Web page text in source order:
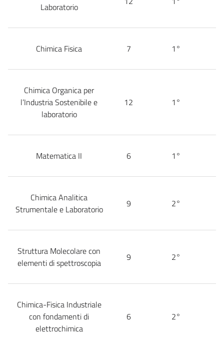
Laboratorio
Chimica Fisica 7 1°
Chimica Organica per
l’Industria Sostenibile e
laboratorio
12 1°
Matematica II 6 1°
Chimica Analitica
Strumentale e Laboratorio
9 2°
Struttura Molecolare con
elementi di spettroscopia
9 2°
Chimica-Fisica Industriale
con fondamenti di
elettrochimica
6 2°